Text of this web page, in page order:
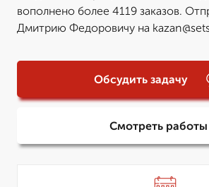
вополнено более 4119 заказов.
Дмитрию Федоровичу на
Обсудить задачу
Смотреть работы